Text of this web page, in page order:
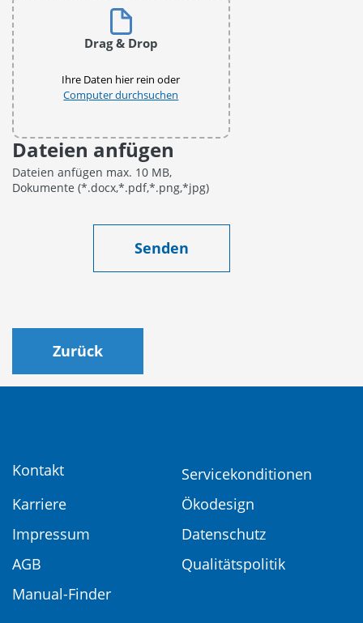
Drag & Drop
Ihre Daten hier rein oder
Computer durchsuchen
Dateien anfügen
Dateien anfügen max. 10 MB,
Dokumente (*.docx,*.pdf,*.png,*jpg)
Senden
Zurück
Kontakt
Servicekonditionen
Karriere
Ökodesign
Impressum
Datenschutz
AGB
Qualitätspolitik
Manual-Finder